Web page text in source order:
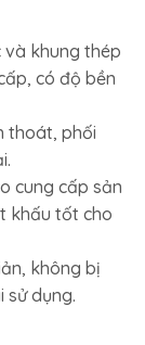
và khung thép
có độ bền
thoát, phối
cung cấp sản
khấu tốt cho
không bị
sử dụng.